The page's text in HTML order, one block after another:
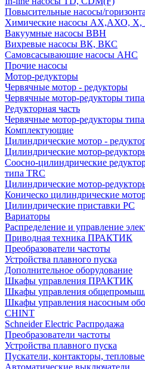
Повысительные насосы/
Химические насосы АХ,АХО,
Вакуумные насосы ВВН
Вихревые насосы ВК, ВКС
Самовсасывающие насосы АНС
Прочие насосы
Мотор-редукторы
Червячные мотор - редукторы
Червячные мотор-редукторы
Редукторная часть
Червячные мотор-редукторы
Комплектующие
Цилиндрические мотор -
Цилиндрические мотор-
Соосно-цилиндрические
типа TRC
Цилиндрические мотор-
Коническо цилиндрические
Цилиндрические приставки PC
Вариаторы
Распределение и управление
Приводная техника ПРАКТИК
Преобразователи частоты
Устройства плавного пуска
Дополнительное оборудование
Шкафы управления ПРАКТИК
Шкафы управления
Шкафы управления насосным
CHINT
Schneider Electric Распродажа
Преобразователи частоты
Устройства плавного пуска
Пускатели, контакторы,
Автоматические выключатели